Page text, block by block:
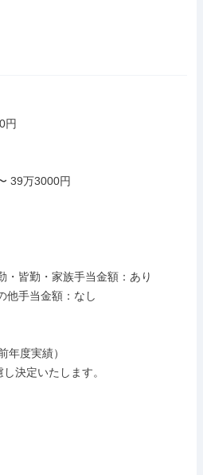
円
39万3000円
・皆勤・家族手当金額：あり
他手当金額：なし
年度実績）
決定いたします。